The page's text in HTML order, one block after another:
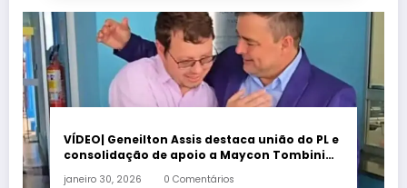
VÍDEO| Geneilton Assis destaca união do PL e
consolidação de apoio a Maycon Tombini
janeiro 30, 2026 0 Comentários